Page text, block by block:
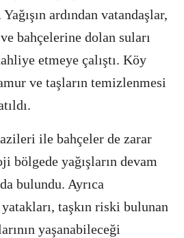
ardından vatandaşlar,
bahçelerine dolan suları
etmeye çalıştı. Köy
ve taşların temizlenmesi
ile bahçeler de zarar
bölgede yağışların devam
bulundu. Ayrıca
taşkın riski bulunan
yaşanabileceği